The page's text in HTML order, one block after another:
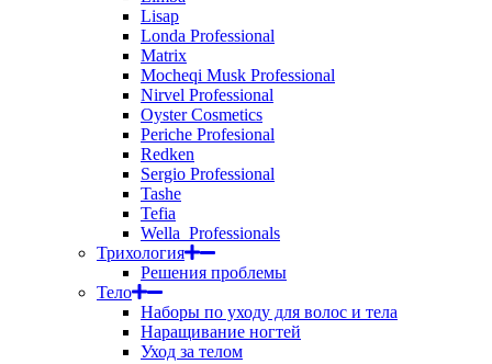
Lisap
Londa Professional
Matrix
Mocheqi Musk Professional
Nirvel Professional
Oyster Cosmetics
Periche Profesional
Redken
Sergio Professional
Tashe
Tefia
Wella_Professionals
Трихология
Решения проблемы
Тело
Наборы по уходу для волос и тела
Наращивание ногтей
Уход за телом